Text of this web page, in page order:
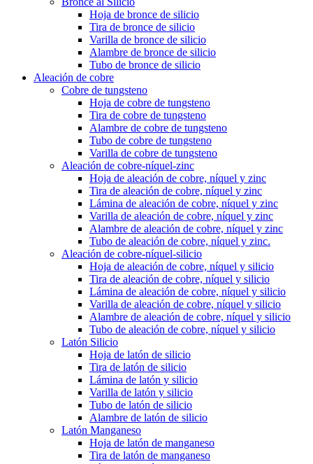
Hoja de bronce de silicio
Tira de bronce de silicio
Varilla de bronce de silicio
Alambre de bronce de silicio
Tubo de bronce de silicio
Aleación de cobre
Cobre de tungsteno
Hoja de cobre de tungsteno
Tira de cobre de tungsteno
Alambre de cobre de tungsteno
Tubo de cobre de tungsteno
Varilla de cobre de tungsteno
Aleación de cobre-níquel-zinc
Hoja de aleación de cobre, níquel y zinc
Tira de aleación de cobre, níquel y zinc
Lámina de aleación de cobre, níquel y zinc
Varilla de aleación de cobre, níquel y zinc
Alambre de aleación de cobre, níquel y zinc
Tubo de aleación de cobre, níquel y zinc.
Aleación de cobre-níquel-silicio
Hoja de aleación de cobre, níquel y silicio
Tira de aleación de cobre, níquel y silicio
Lámina de aleación de cobre, níquel y silicio
Varilla de aleación de cobre, níquel y silicio
Alambre de aleación de cobre, níquel y silicio
Tubo de aleación de cobre, níquel y silicio
Latón Silicio
Hoja de latón de silicio
Tira de latón de silicio
Lámina de latón y silicio
Varilla de latón y silicio
Tubo de latón de silicio
Alambre de latón de silicio
Latón Manganeso
Hoja de latón de manganeso
Tira de latón de manganeso